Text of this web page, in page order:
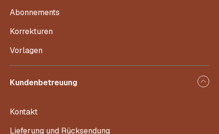
Abonnements
Korrekturen
Vorlagen
Kundenbetreuung
Kontakt
Lieferung und Rücksendung